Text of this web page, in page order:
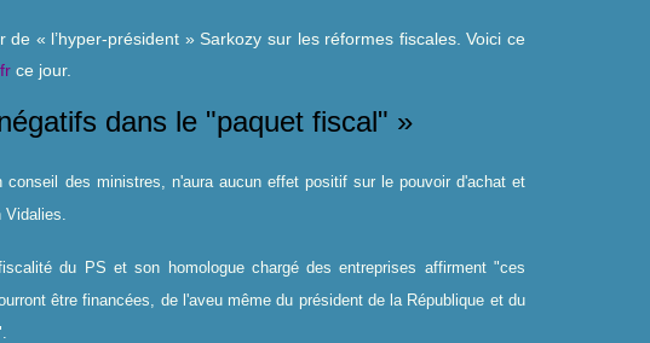
« l’hyper-président » Sarkozy sur les réformes fiscales. Voici ce
ce jour.
dans le "paquet fiscal" »
des ministres, n'aura aucun effet positif sur le pouvoir d'achat et
du PS et son homologue chargé des entreprises affirment "ces
être financées, de l'aveu même du président de la République et du